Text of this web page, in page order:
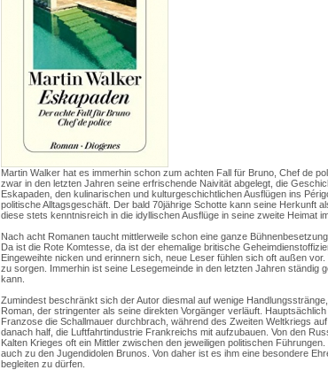
Martin Walker hat es immerhin schon zum achten Fall für Bruno, Chef de
zwar in den letzten Jahren seine erfrischende Naivität abgelegt, die
Eskapaden, den kulinarischen und kulturgeschichtlichen Ausflügen ins
politische Alltagsgeschäft. Der bald 70jährige Schotte kann seine Herkunft
diese stets kenntnisreich in die idyllischen Ausflüge in seine zweite Heimat
Nach acht Romanen taucht mittlerweile schon eine ganze
Da ist die Rote Komtesse, da ist der ehemalige britische
Eingeweihte nicken und erinnern sich, neue Leser fühlen sich oft außen
zu sorgen. Immerhin ist seine Lesegemeinde in den letzten Jahren
kann.
Zumindest beschränkt sich der Autor diesmal auf wenige
Roman, der stringenter als seine direkten Vorgänger verläuft.
Franzose die Schallmauer durchbrach, während des Zweiten Weltkriegs
danach half, die Luftfahrtindustrie Frankreichs mit aufzubauen. Von den
Kalten Krieges oft ein Mittler zwischen den jeweiligen politischen
auch zu den Jugendidolen Brunos. Von daher ist es ihm eine besondere
begleiten zu dürfen.